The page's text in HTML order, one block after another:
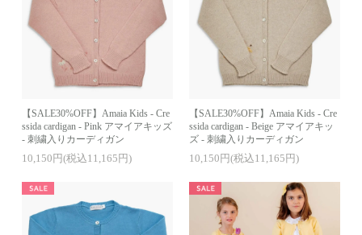
【SALE30%OFF】Amaia Kids - Cre
ssida cardigan - Pink アマイアキッズ
- 刺繍入りカーディガン
10,150円(税込11,165円)
【SALE30%OFF】Amaia Kids - Cre
ssida cardigan - Beige アマイアキッ
ズ - 刺繍入りカーディガン
10,150円(税込11,165円)